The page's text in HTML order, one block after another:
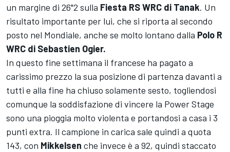
un margine di 26"2 sulla Fiesta RS WRC di Tanak. Un
risultato importante per lui, che si riporta al secondo
posto nel Mondiale, anche se molto lontano dalla Polo R
WRC di Sebastien Ogier.
In questo fine settimana il francese ha pagato a
carissimo prezzo la sua posizione di partenza davanti a
tutti e alla fine ha chiuso solamente sesto, togliendosi
comunque la soddisfazione di vincere la Power Stage
sono una pioggia molto violenta e portandosi a casa i 3
punti extra. Il campione in carica sale quindi a quota
143, con Mikkelsen che invece è a 92, quindi staccato